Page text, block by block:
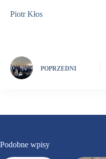
Piotr Kłos
POPRZEDNI
Podobne wpisy